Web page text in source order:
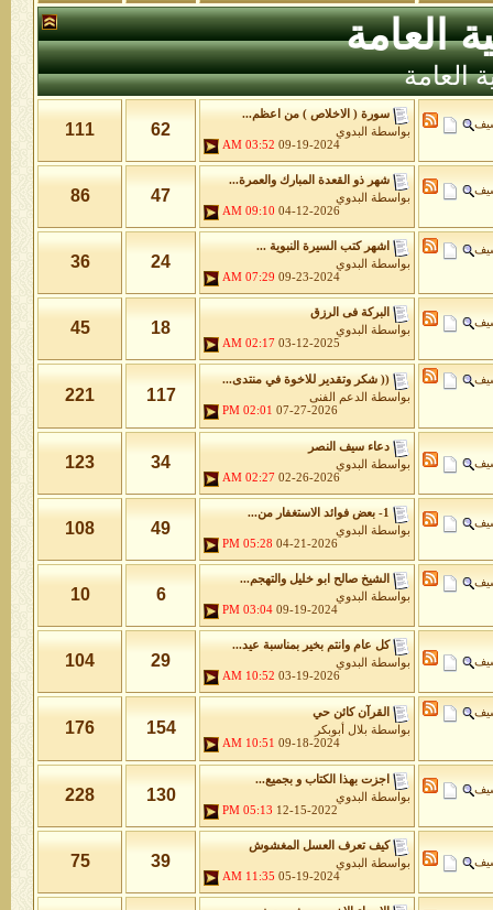
العامة
العامة
سورة ( الاخلاص ) من اعظم...
بواسطة
البدوي
09-19-2024
03:52 AM
62
111
شهر ذو القعدة المبارك والعمرة...
بواسطة
البدوي
04-12-2026
09:10 AM
47
86
اشهر كتب السيرة النبوية ...
بواسطة
البدوي
09-23-2024
07:29 AM
24
36
البركة فى الرزق
بواسطة
البدوي
03-12-2025
02:17 AM
18
45
(( شكر وتقدير للاخوة في منتدى...
بواسطة
الدعم الفنى
07-27-2026
02:01 PM
117
221
دعاء سيف النصر
بواسطة
البدوي
02-26-2026
02:27 AM
34
123
1- بعض فوائد الاستغفار من...
بواسطة
البدوي
04-21-2026
05:28 PM
49
108
الشيخ صالح ابو خليل والتهجم...
بواسطة
البدوي
09-19-2024
03:04 PM
6
10
كل عام وانتم بخير بمناسبة عيد...
بواسطة
البدوي
03-19-2026
10:52 AM
29
104
القرآن كائن حي
بواسطة بلال أبوبكر
09-18-2024
10:51 AM
154
176
اجزت بهذا الكتاب و بجميع...
بواسطة
البدوي
12-15-2022
05:13 PM
130
228
كيف تعرف العسل المغشوش
بواسطة
البدوي
05-19-2024
11:35 AM
39
75